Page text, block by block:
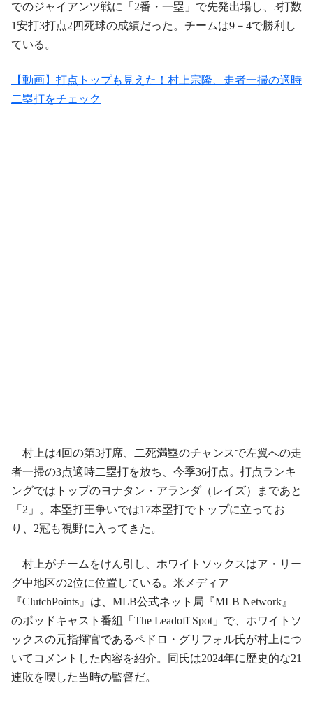
でのジャイアンツ戦に「2番・一塁」で先発出場し、3打数
1安打3打点2四死球の成績だった。チームは9－4で勝利し
ている。
【動画】打点トップも見えた！村上宗隆、走者一掃の適時
二塁打をチェック
村上は4回の第3打席、二死満塁のチャンスで左翼への走
者一掃の3点適時二塁打を放ち、今季36打点。打点ランキ
ングではトップのヨナタン・アランダ（レイズ）まであと
「2」。本塁打王争いでは17本塁打でトップに立ってお
り、2冠も視野に入ってきた。
村上がチームをけん引し、ホワイトソックスはア・リー
グ中地区の2位に位置している。米メディア
『ClutchPoints』は、MLB公式ネット局『MLB Network』
のポッドキャスト番組「The Leadoff Spot」で、ホワイトソ
ックスの元指揮官であるペドロ・グリフォル氏が村上につ
いてコメントした内容を紹介。同氏は2024年に歴史的な21
連敗を喫した当時の監督だ。